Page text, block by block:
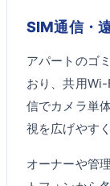
SIM通信・
アパートのゴ
おり、共用
信でカメラ単
視を広げやす
オーナーや管